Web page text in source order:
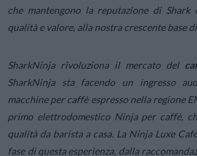
che mantengono la reputazione di Shark
qualità e valore, alla nostra crescente base
SharkNinja rivoluziona il mercato del
SharkNinja sta facendo un ingresso
macchine per caffè espresso nella regione
primo elettrodomestico Ninja per caffè,
qualità da barista a casa. La Ninja Luxe
fase di questa esperienza, dalla